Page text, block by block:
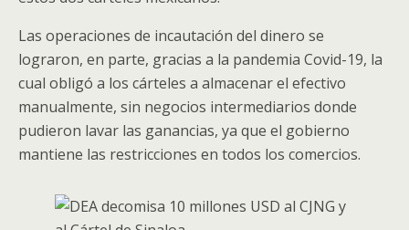
Las operaciones de incautación del dinero se
lograron, en parte, gracias a la pandemia Covid-19, la
cual obligó a los cárteles a almacenar el efectivo
manualmente, sin negocios intermediarios donde
pudieron lavar las ganancias, ya que el gobierno
mantiene las restricciones en todos los comercios.